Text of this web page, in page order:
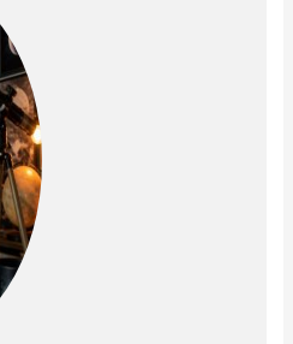
lampe affiche 10 effets
lumineux différents
(Mélange de 4 couleurs
superposées: rouge,
bleu, vert et blanc) en
tant qu’un décor unique
dans votre pièce. Les
couleurs seront plus
variées et une sorte de
bourbillon lumineux se
dessinera au dessus du